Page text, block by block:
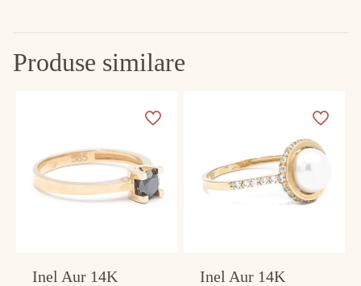
Produse similare
Inel Aur 14K
Inel Aur 14K